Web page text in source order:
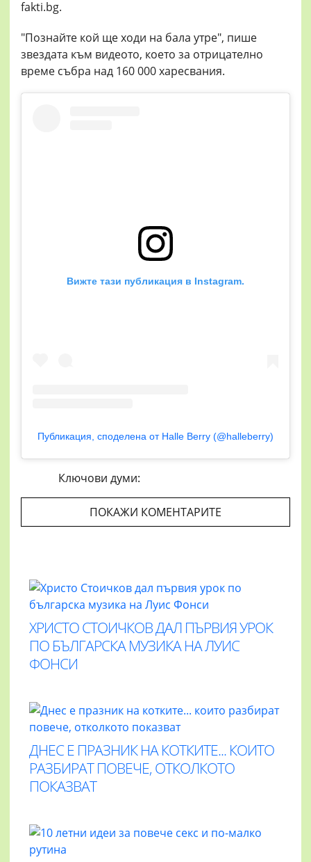
fakti.bg.
"Познайте кой ще ходи на бала утре", пише
звездата към видеото, което за отрицателно
време събра над 160 000 харесвания.
Вижте тази публикация в Instagram.
Публикация, споделена от Halle Berry (@halleberry)
Ключови думи:
ПОКАЖИ КОМЕНТАРИТЕ
ХРИСТО СТОИЧКОВ ДАЛ ПЪРВИЯ УРОК
ПО БЪЛГАРСКА МУЗИКА НА ЛУИС
ФОНСИ
ДНЕС Е ПРАЗНИК НА КОТКИТЕ... КОИТО
РАЗБИРАТ ПОВЕЧЕ, ОТКОЛКОТО
ПОКАЗВАТ